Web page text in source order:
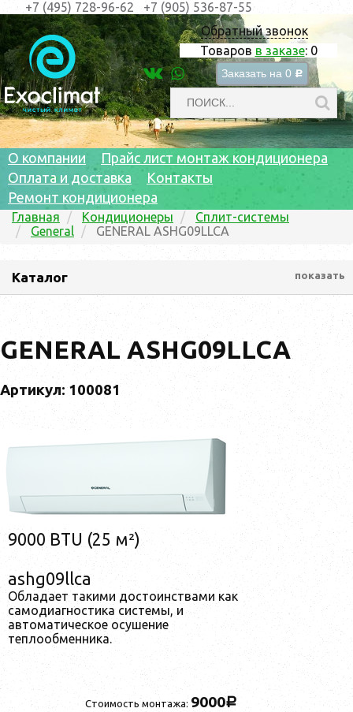
Обратный звонок
Товаров в заказе: 0
Заказать на 0 c
+7 (495) 728-96-62 +7 (905) 536-87-55
О компании
Прайс лист монтаж кондиционера
Оплата и доставка
Контакты
Ремонт кондиционера
Главная Кондиционеры
Сплит-системы
General
GENERAL ASHG09LLCA
Каталог показать
GENERAL ASHG09LLCA
Артикул: 100081
9000 BTU (25 м²)
ashg09llca
Обладает такими достоинствами как
самодиагностика системы, и
автоматическое осушение
теплообменника.
Стоимость монтажа: 9000a